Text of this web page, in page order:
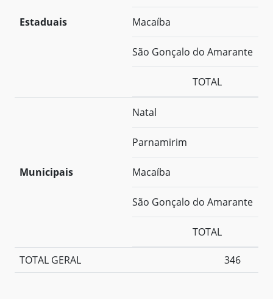
Estaduais Macaíba
São Gonçalo do Amarante
TOTAL
Municipais
Natal
Parnamirim
Macaíba
São Gonçalo do Amarante
TOTAL
TOTAL GERAL 346